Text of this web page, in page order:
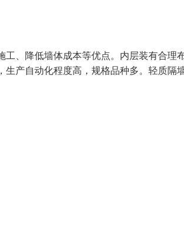
、降低墙体成本等优点。内层装有合理
产自动化程度高，规格品种多。轻质隔